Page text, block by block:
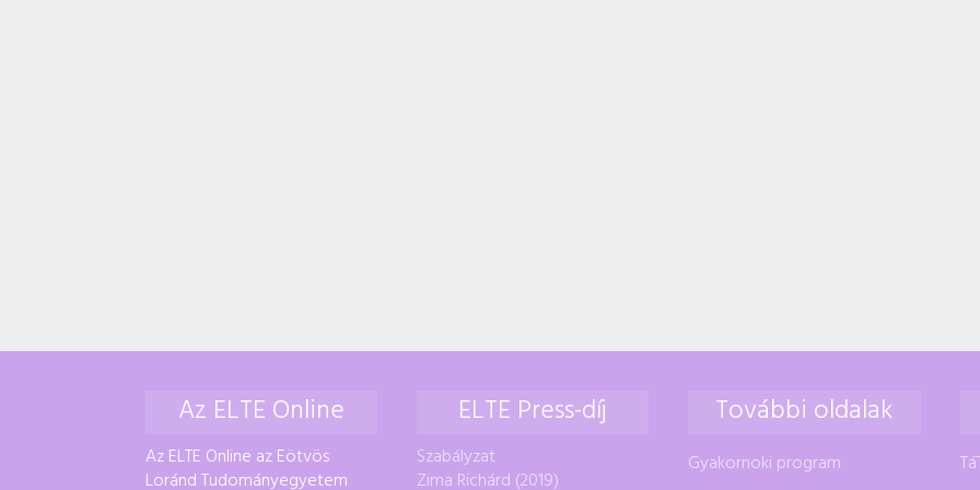
Az ELTE Online
Az ELTE Online az Eötvös
Loránd Tudományegyetem
ELTE Press-díj
Szabályzat
Zima Richárd (2019)
További oldalak
Gyakornoki program